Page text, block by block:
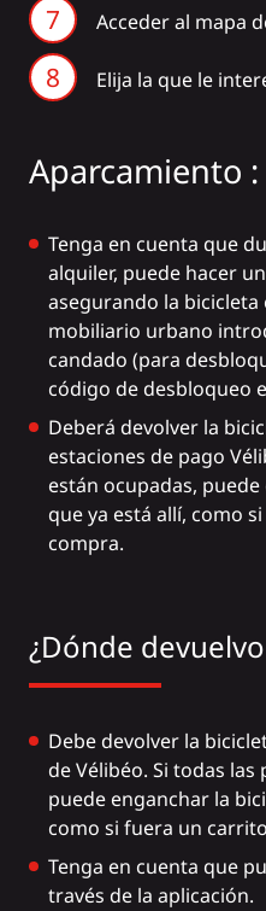
Acceder al mapa
Elija la que le
Aparcamiento :
Tenga en cuenta que
alquiler, puede hacer
asegurando la
mobiliario urbano
candado (para
código de desbloqueo
Deberá devolver la
estaciones de pago
están ocupadas,
que ya está allí, como
compra.
¿Dónde
Debe devolver la
de Vélibéo. Si todas las
puede enganchar la
como si fuera un
Tenga en cuenta que
través de la aplicación.